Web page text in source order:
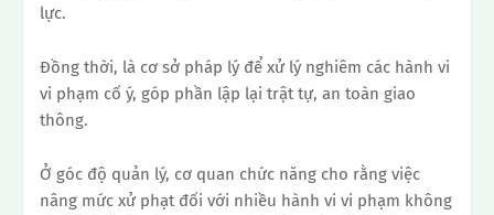
lực.
Đồng thời, là cơ sở pháp lý để xử lý nghiêm các hành vi
vi phạm cố ý, góp phần lập lại trật tự, an toàn giao
thông.
Ở góc độ quản lý, cơ quan chức năng cho rằng việc
nâng mức xử phạt đối với nhiều hành vi vi phạm không